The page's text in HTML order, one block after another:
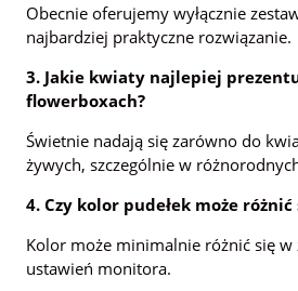
Obecnie oferujemy wyłącznie
najbardziej praktyczne rozwiązanie.
3. Jakie kwiaty najlepiej
flowerboxach?
Świetnie nadają się zarówno do
żywych, szczególnie w
4. Czy kolor pudełek może różnić
Kolor może minimalnie różnić się w
ustawień monitora.